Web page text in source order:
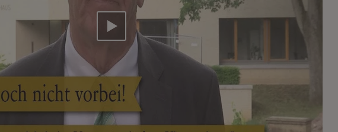
Video abspielen